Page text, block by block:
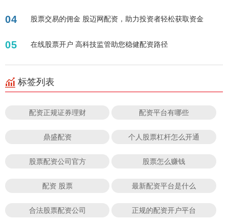
04 股票交易的佣金 股迈网配资，助力投资者轻松获取资金
05 在线股票开户 高科技监管助您稳健配资路径
标签列表
配资正规证券理财 配资平台有哪些
鼎盛配资 个人股票杠杆怎么开通
股票配资公司官方 股票怎么赚钱
配资 股票 最新配资平台是什么
合法股票配资公司 正规的配资开户平台